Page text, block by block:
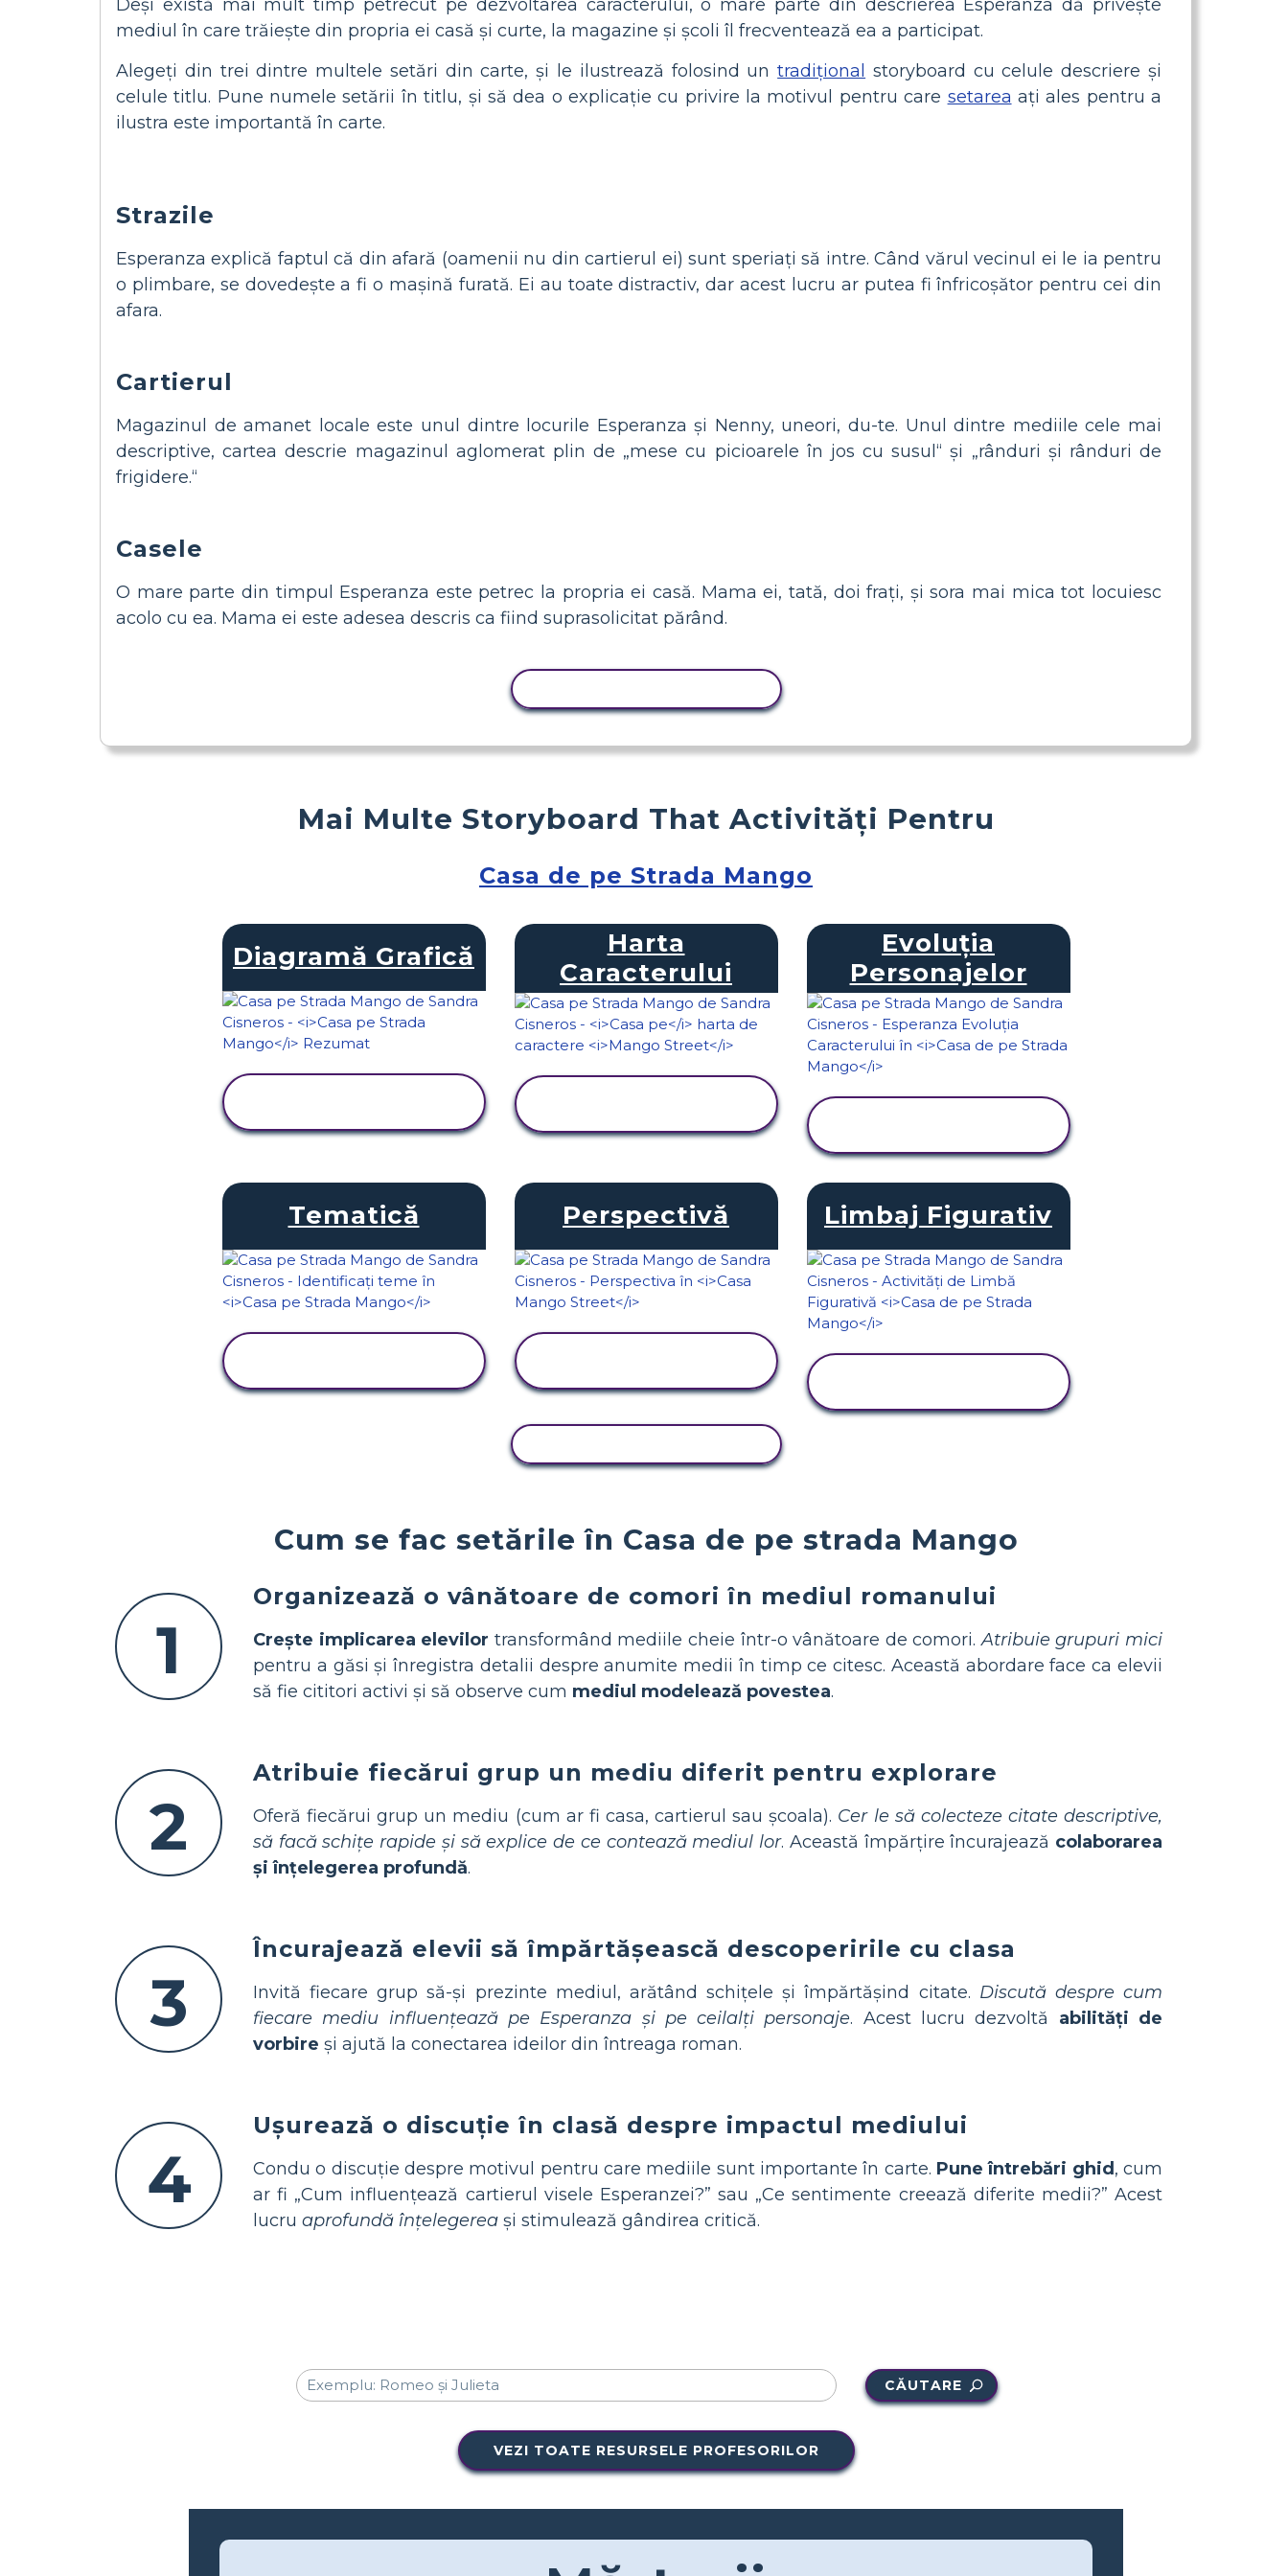
Deși există mai mult timp petrecut pe dezvoltarea caracterului, o mare parte din descrierea Esperanza dă privește
mediul în care trăiește din propria ei casă și curte, la magazine și școli îl frecventează ea a participat.
Alegeți din trei dintre multele setări din carte, și le ilustrează folosind untradițional storyboard cu celule descriere și
celule titlu. Pune numele setării în titlu, și să dea o explicație cu privire la motivul pentru care setarea ați ales pentru a
ilustra este importantă în carte.
Strazile
Esperanza explică faptul că din afară (oamenii nu din cartierul ei) sunt speriați să intre. Când vărul vecinul ei le ia pentru
o plimbare, se dovedește a fi o mașină furată. Ei au toate distractiv, dar acest lucru ar putea fi înfricoșător pentru cei din
afara.
Cartierul
Magazinul de amanet locale este unul dintre locurile Esperanza și Nenny, uneori, du-te. Unul dintre mediile cele mai
descriptive, cartea descrie magazinul aglomerat plin de „mese cu picioarele în jos cu susul“ și „rânduri și rânduri de
frigidere.“
Casele
O mare parte din timpul Esperanza este petrec la propria ei casă. Mama ei, tată, doi frați, și sora mai mica tot locuiesc
acolo cu ea. Mama ei este adesea descris ca fiind suprasolicitat părând.
Cum se fac setările în Casa de pe strada Mango
1
Organizează o vânătoare de comori în mediul romanului
Crește implicarea elevilor transformând mediile cheie într-o vânătoare de comori.Atribuie grupuri mici
pentru a găsi și înregistra detalii despre anumite medii în timp ce citesc. Această abordare face ca elevii
să fie cititori activi și să observe cum mediul modelează povestea.
2
Atribuie fiecărui grup un mediu diferit pentru explorare
Oferă fiecărui grup un mediu (cum ar fi casa, cartierul sau școala). Cer le să colecteze citate descriptive,
să facă schițe rapide și să explice de ce contează mediul lor. Această împărțire încurajează colaborarea
și înțelegerea profundă.
3
Încurajează elevii să împărtășească descoperirile cu clasa
Invită fiecare grup să-și prezinte mediul, arătând schițele și împărtășind citate. Discută despre cum
fiecare mediu influențează pe Esperanza și pe ceilalți personaje. Acest lucru dezvoltă abilități de
vorbire și ajută la conectarea ideilor din întreaga roman.
4
Ușurează o discuție în clasă despre impactul mediului
Condu o discuție despre motivul pentru care mediile sunt importante în carte. Pune întrebări ghid, cum
ar fi „Cum influențează cartierul visele Esperanzei?” sau „Ce sentimente creează diferite medii?” Acest
lucru aprofundă înțelegerea și stimulează gândirea critică.
Mai Multe Storyboard That Activități Pentru
Casa de pe Strada Mango
Diagramă Grafică
Harta
Caracterului
Evoluția
Personajelor
Tematică Perspectivă Limbaj Figurativ
CĂUTARE
VEZI TOATE RESURSELE PROFESORILOR